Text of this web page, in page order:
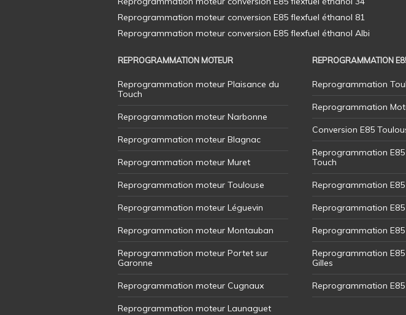
REPROGRAMMATION MOTEUR
Reprogrammation moteur Plaisance du
Touch
Reprogrammation moteur Narbonne
Reprogrammation moteur Blagnac
Reprogrammation moteur Muret
Reprogrammation moteur Toulouse
Reprogrammation moteur Léguevin
Reprogrammation moteur Montauban
Reprogrammation moteur Portet sur
Garonne
Reprogrammation moteur Cugnaux
Reprogrammation moteur Launaguet
REPROGRAMMATION
Reprogrammation
Reprogrammation
Conversion E85
Reprogrammation
Touch
Reprogrammation
Reprogrammation
Reprogrammation
Reprogrammation
Gilles
Reprogrammation E85
Reprogrammation moteur conversion E85 flexfuel éthanol 81
Reprogrammation moteur conversion E85 flexfuel éthanol Albi